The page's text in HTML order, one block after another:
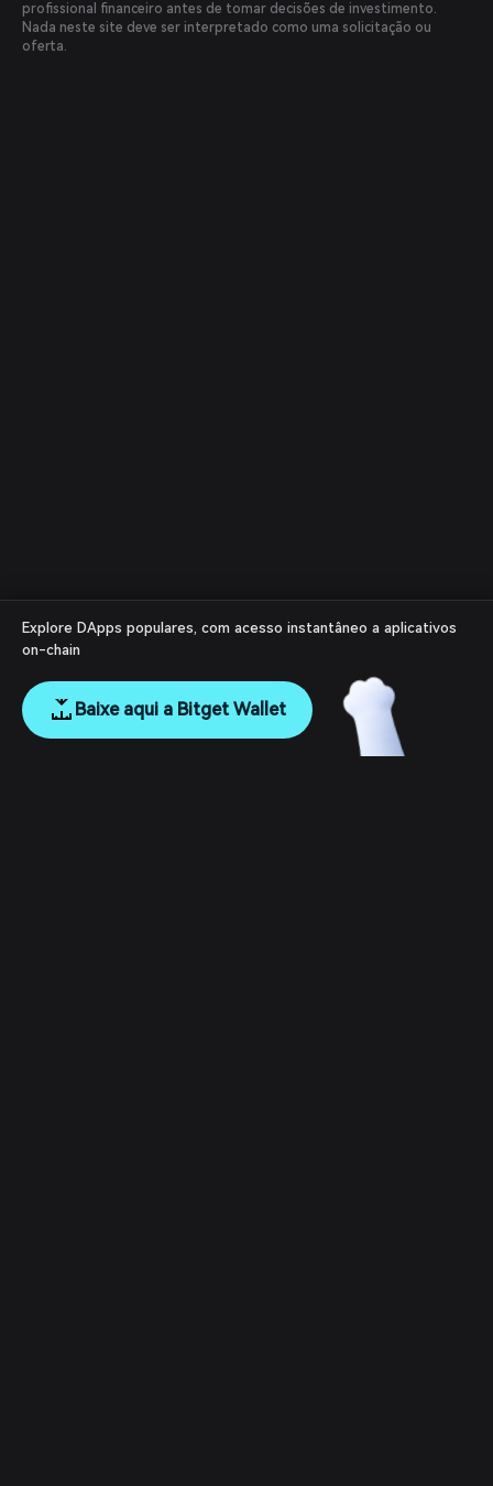
profissional financeiro antes de tomar decisões de investimento.
Nada neste site deve ser interpretado como uma solicitação ou
oferta.
Explore DApps populares, com acesso instantâneo a aplicativos
on-chain
Baixe aqui a Bitget Wallet